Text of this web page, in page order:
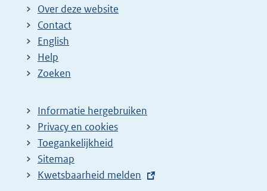
Over deze website
Contact
English
Help
Zoeken
Informatie hergebruiken
Privacy en cookies
Toegankelijkheid
Sitemap
E
Kwetsbaarheid melden